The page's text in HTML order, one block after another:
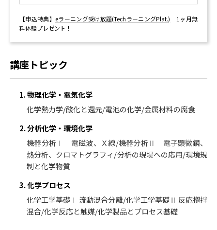
【申込特典】 eラーニング受け放題(TechラーニングPlat.) 1ヶ月無
料体験プレゼント！
講座トピック
1. 物理化学・電気化学
化学熱力学/酸化と還元/電池の化学/金属材料の腐食
2. 分析化学・環境化学
機器分析Ⅰ 電磁波、Ｘ線/機器分析Ⅱ 電子顕微鏡、
熱分析、クロマトグラフィ/分析の現場への応用/環境規
制と化学物質
3. 化学プロセス
化学工学基礎Ⅰ 流動混合分離/化学工学基礎Ⅱ 反応攪拌
混合/化学反応と触媒/化学製品とプロセス基礎